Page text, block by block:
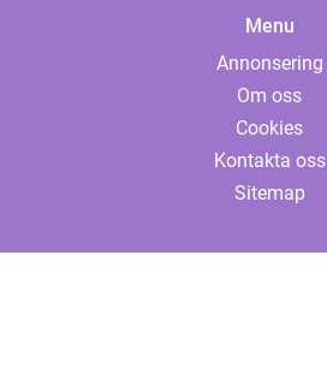
Menu
Annonsering
Om oss
Cookies
Kontakta oss
Sitemap